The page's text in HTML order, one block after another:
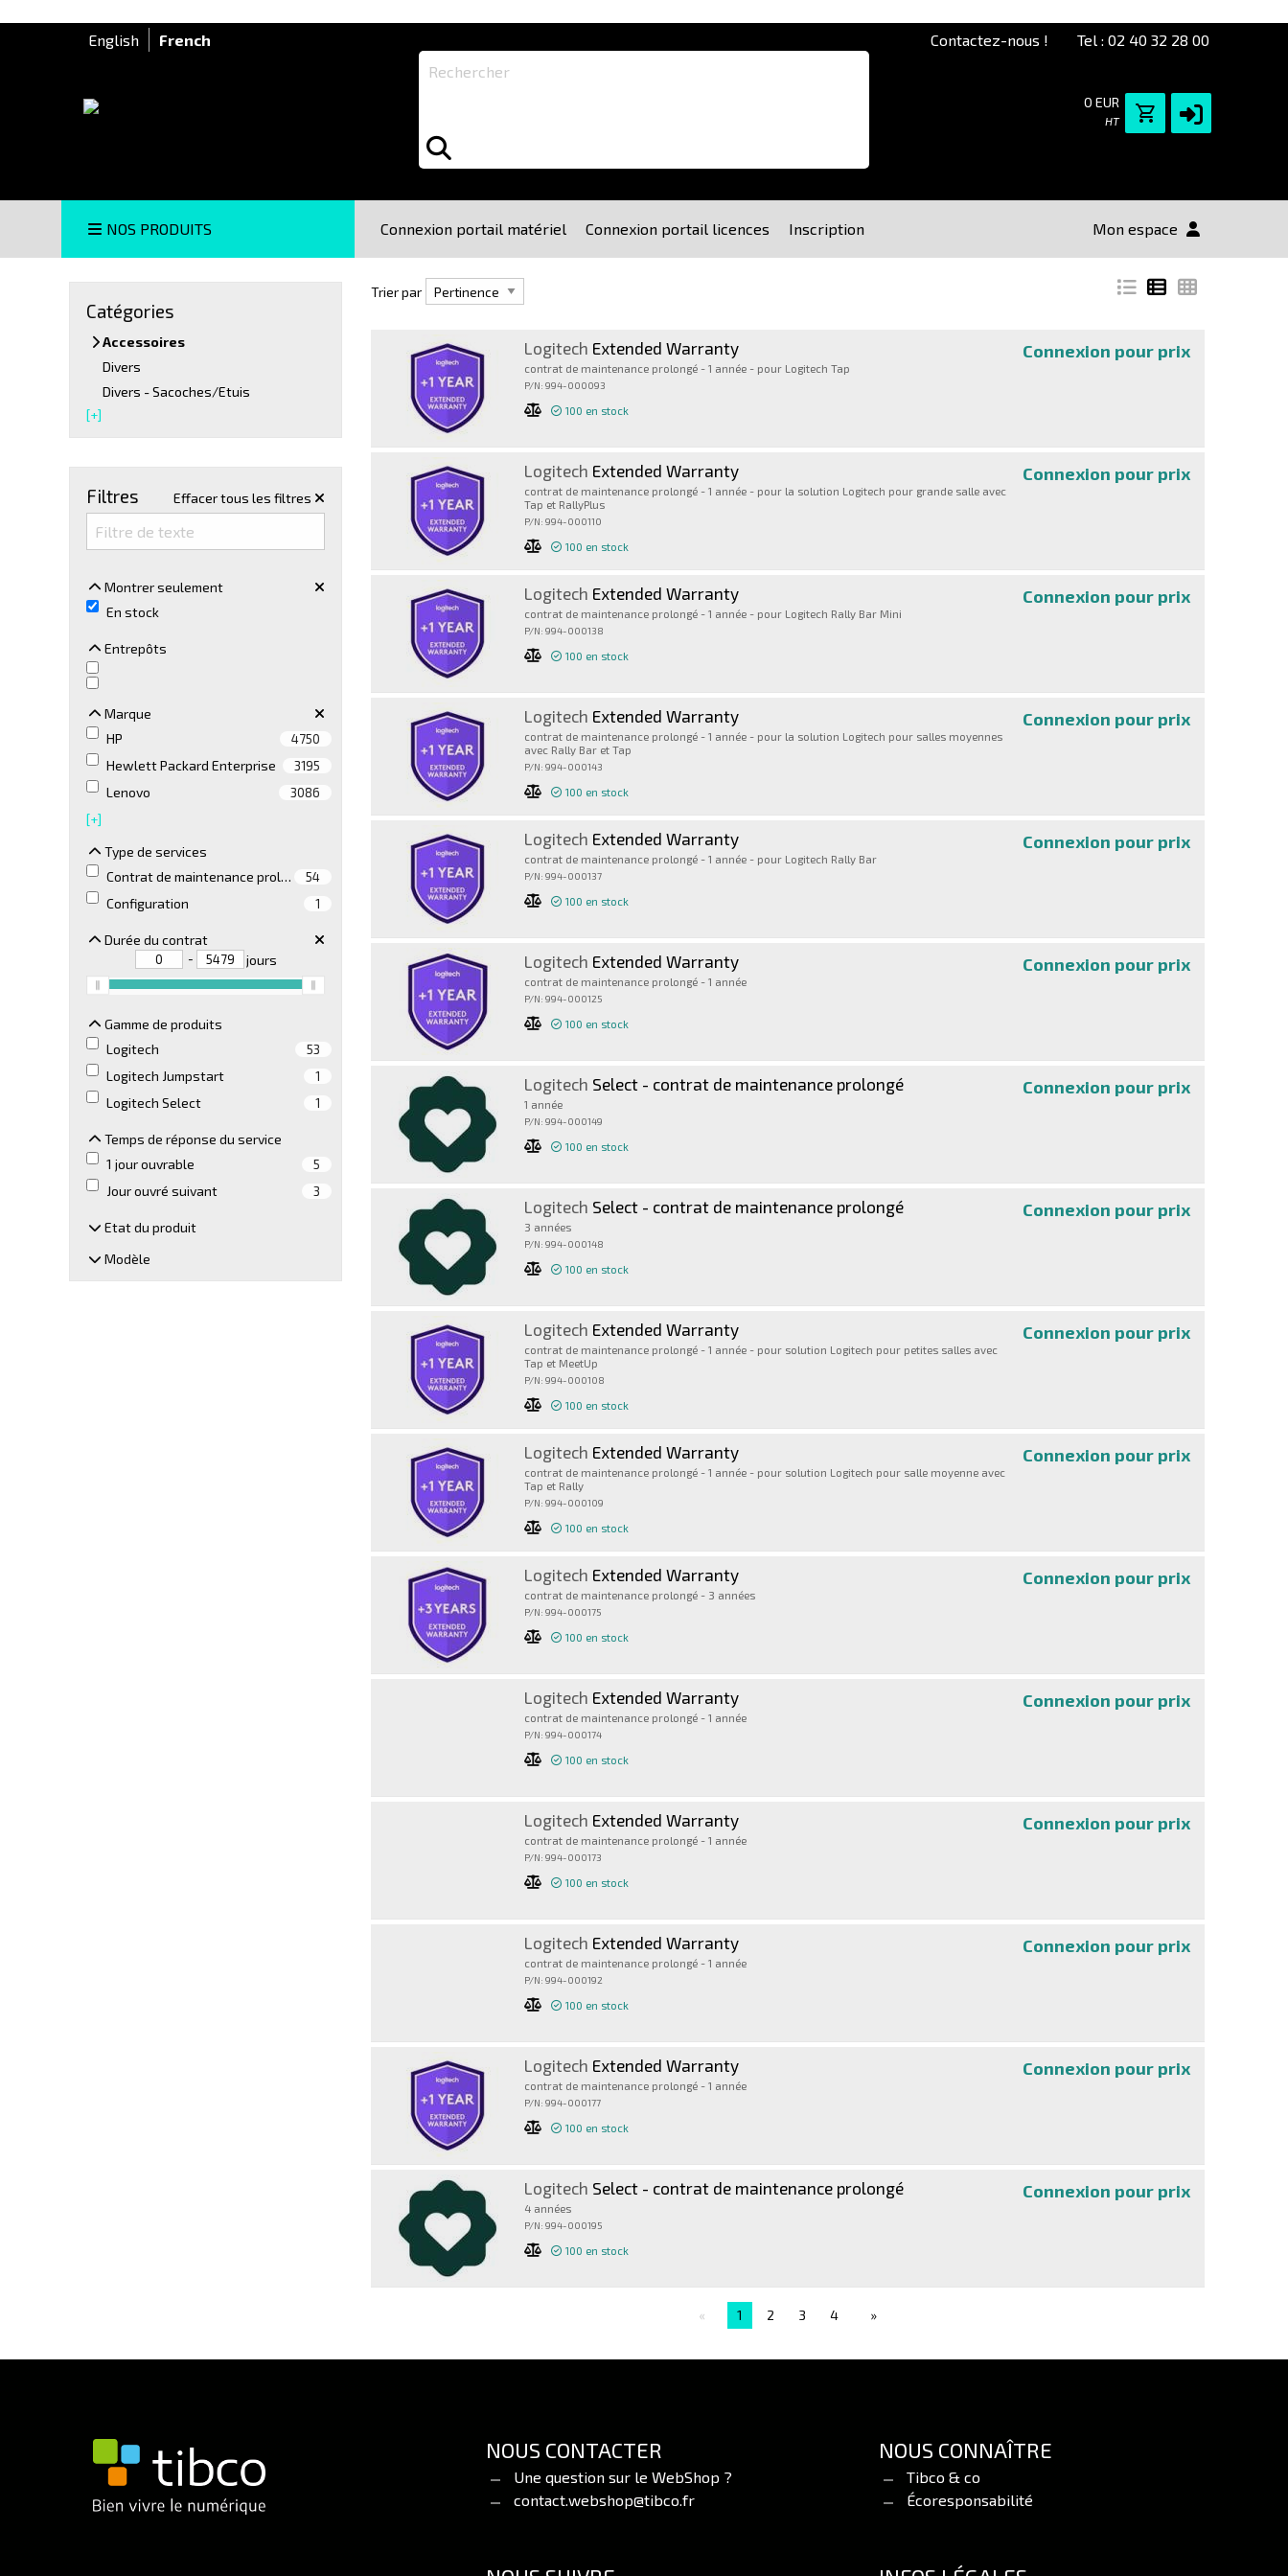
Tel : 02 40 32 28 00
Contactez-nous !
English French
0 EUR
HT
NOS PRODUITS Connexion portail matériel Connexion portail licences Inscription Mon espace
Catégories
Accessoires
Divers
Divers - Sacoches/Etuis
[+]
Filtres Effacer tous les filtres
Montrer seulement
En stock
Entrepôts
Marque
HP
4750
Hewlett Packard Enterprise 3195
Lenovo 3086
[+]
Type de services
Contrat de maintenance prolongé54
Configuration 1
Durée du contrat
- jours
Gamme de produits
Logitech
53
Logitech Jumpstart 1
Logitech Select 1
Temps de réponse du service
1 jour ouvrable
5
Jour ouvré suivant 3
Etat du produit
Modèle
Trier par
Trier par
Logitech Extended Warranty
contrat de maintenance prolongé - 1 année - pour Logitech Tap
P/N: 994-000093
100 en stock
Connexion pour prix
Logitech Extended Warranty
contrat de maintenance prolongé - 1 année - pour la solution Logitech pour grande salle avec
Tap et RallyPlus
P/N: 994-000110
100 en stock
Connexion pour prix
Logitech Extended Warranty
contrat de maintenance prolongé - 1 année - pour Logitech Rally Bar Mini
P/N: 994-000138
100 en stock
Connexion pour prix
Logitech Extended Warranty
contrat de maintenance prolongé - 1 année - pour la solution Logitech pour salles moyennes
avec Rally Bar et Tap
P/N: 994-000143
100 en stock
Connexion pour prix
Logitech Extended Warranty
contrat de maintenance prolongé - 1 année - pour Logitech Rally Bar
P/N: 994-000137
100 en stock
Connexion pour prix
Logitech Extended Warranty
contrat de maintenance prolongé - 1 année
P/N: 994-000125
100 en stock
Connexion pour prix
Logitech Select - contrat de maintenance prolongé
1 année
P/N: 994-000149
100 en stock
Connexion pour prix
Logitech Select - contrat de maintenance prolongé
3 années
P/N: 994-000148
100 en stock
Connexion pour prix
Logitech Extended Warranty
contrat de maintenance prolongé - 1 année - pour solution Logitech pour petites salles avec
Tap et MeetUp
P/N: 994-000108
100 en stock
Connexion pour prix
Logitech Extended Warranty
contrat de maintenance prolongé - 1 année - pour solution Logitech pour salle moyenne avec
Tap et Rally
P/N: 994-000109
100 en stock
Connexion pour prix
Logitech Extended Warranty
contrat de maintenance prolongé - 3 années
P/N: 994-000175
100 en stock
Connexion pour prix
Logitech Extended Warranty
contrat de maintenance prolongé - 1 année
P/N: 994-000174
100 en stock
Connexion pour prix
Logitech Extended Warranty
contrat de maintenance prolongé - 1 année
P/N: 994-000173
100 en stock
Connexion pour prix
Logitech Extended Warranty
contrat de maintenance prolongé - 1 année
P/N: 994-000192
100 en stock
Connexion pour prix
Logitech Extended Warranty
contrat de maintenance prolongé - 1 année
P/N: 994-000177
100 en stock
Connexion pour prix
Logitech Select - contrat de maintenance prolongé
4 années
P/N: 994-000195
100 en stock
Connexion pour prix
1 2 3 4
NOUS CONTACTER
Une question sur le WebShop ?
contact.webshop@tibco.fr
NOUS CONNAÎTRE
Tibco & co
Écoresponsabilité